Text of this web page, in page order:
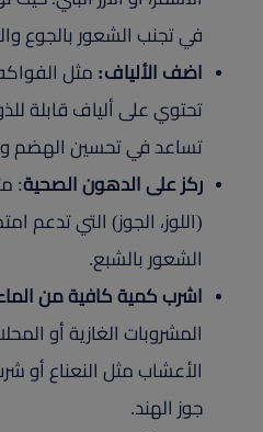
في تجنب الشعور بالجوع
اضف الألياف: مثل
تحتوي على ألياف قابلة
تساعد في تحسين الهضم
ركز على الدهون الصحية:
(اللوز، الجوز) التي تدعم
الشعور بالشبع.
اشرب كمية كافية من
المشروبات الغازية أو
الأعشاب مثل النعناع أو
جوز الهند.